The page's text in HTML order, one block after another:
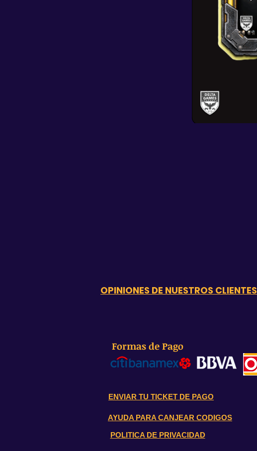
OPINIONES DE NUESTROS CLIENTES
Formas de Pago
ENVIAR TU TICKET DE PAGO
AYUDA PARA CANJEAR CODIGOS
POLITICA DE PRIVACIDAD